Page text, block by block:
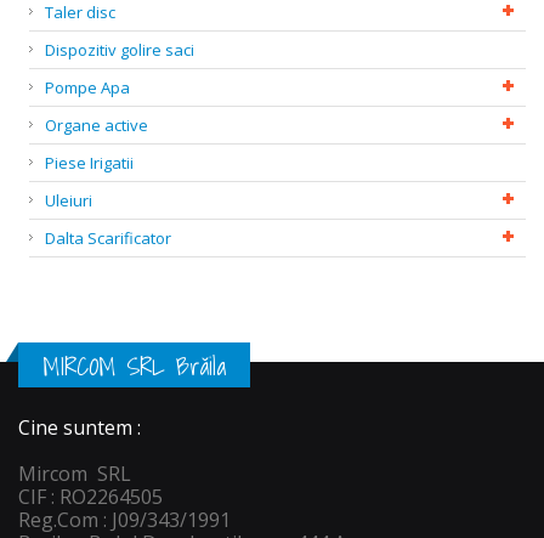
Taler disc
Dispozitiv golire saci
Pompe Apa
Organe active
Piese Irigatii
Uleiuri
Dalta Scarificator
MIRCOM SRL Brăila
Cine suntem :
Mircom SRL
CIF : RO2264505
Reg.Com : J09/343/1991